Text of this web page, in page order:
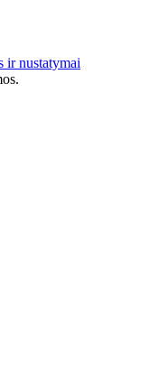
ir nustatymai